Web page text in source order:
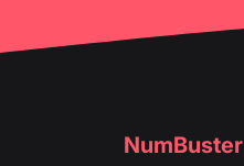
NumBuster